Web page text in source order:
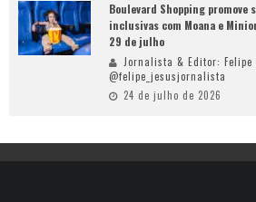
Boulevard Shopping promove
inclusivas com Moana e
29 de julho
Jornalista & Editor: Felipe
@felipe_jesusjornalista
24 de julho de 2026